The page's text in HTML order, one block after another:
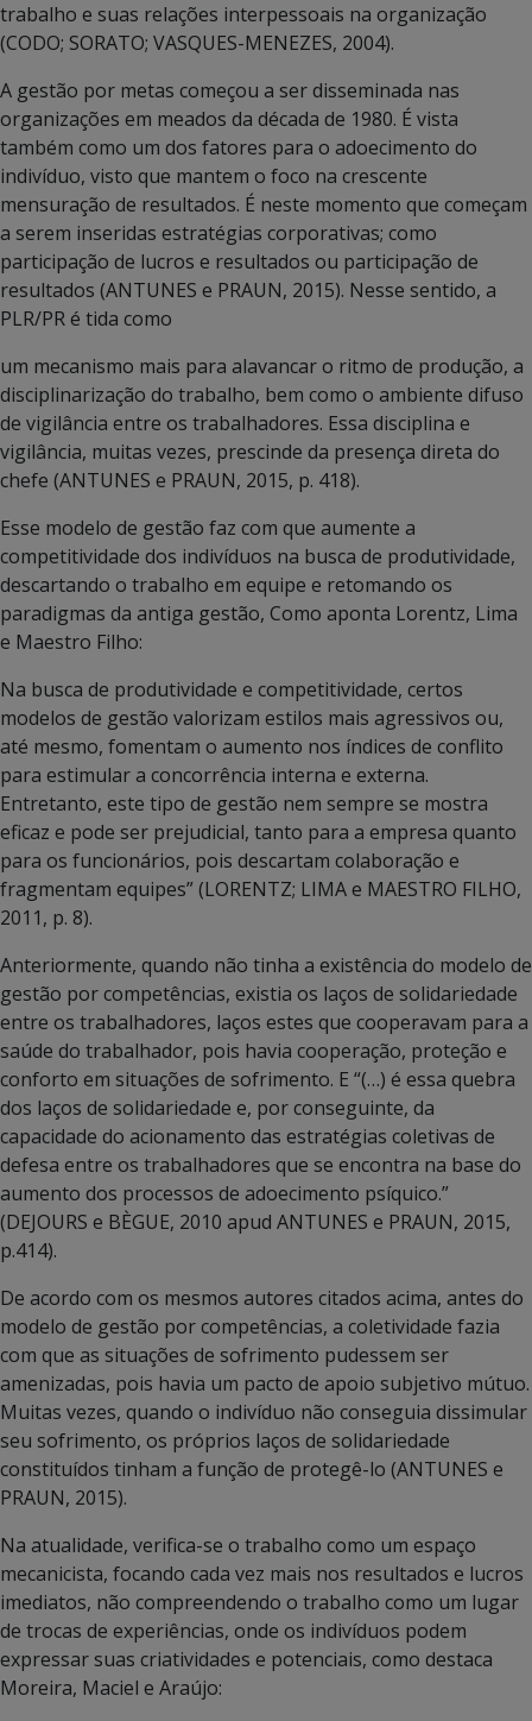
trabalho e suas relações interpessoais na organização
(CODO; SORATO; VASQUES-MENEZES, 2004).
A gestão por metas começou a ser disseminada nas
organizações em meados da década de 1980. É vista
também como um dos fatores para o adoecimento do
indivíduo, visto que mantem o foco na crescente
mensuração de resultados. É neste momento que começam
a serem inseridas estratégias corporativas; como
participação de lucros e resultados ou participação de
resultados (ANTUNES e PRAUN, 2015). Nesse sentido, a
PLR/PR é tida como
um mecanismo mais para alavancar o ritmo de produção, a
disciplinarização do trabalho, bem como o ambiente difuso
de vigilância entre os trabalhadores. Essa disciplina e
vigilância, muitas vezes, prescinde da presença direta do
chefe (ANTUNES e PRAUN, 2015, p. 418).
Esse modelo de gestão faz com que aumente a
competitividade dos indivíduos na busca de produtividade,
descartando o trabalho em equipe e retomando os
paradigmas da antiga gestão, Como aponta Lorentz, Lima
e Maestro Filho:
Na busca de produtividade e competitividade, certos
modelos de gestão valorizam estilos mais agressivos ou,
até mesmo, fomentam o aumento nos índices de conflito
para estimular a concorrência interna e externa.
Entretanto, este tipo de gestão nem sempre se mostra
eficaz e pode ser prejudicial, tanto para a empresa quanto
para os funcionários, pois descartam colaboração e
fragmentam equipes” (LORENTZ; LIMA e MAESTRO FILHO,
2011, p. 8).
Anteriormente, quando não tinha a existência do modelo de
gestão por competências, existia os laços de solidariedade
entre os trabalhadores, laços estes que cooperavam para a
saúde do trabalhador, pois havia cooperação, proteção e
conforto em situações de sofrimento. E “(…) é essa quebra
dos laços de solidariedade e, por conseguinte, da
capacidade do acionamento das es­tratégias coletivas de
defesa entre os trabalhadores que se encontra na base do
aumento dos processos de adoecimento psíquico.”
(DEJOURS e BÈGUE, 2010 apud ANTUNES e PRAUN, 2015,
p.414).
De acordo com os mesmos autores citados acima, antes do
modelo de gestão por competências, a coletividade fazia
com que as situações de sofrimento pudessem ser
amenizadas, pois havia um pacto de apoio subjetivo mútuo.
Muitas vezes, quando o indivíduo não conseguia dissimular
seu sofrimento, os próprios laços de solidariedade
constituídos tinham a função de protegê-lo (ANTUNES e
PRAUN, 2015).
Na atualidade, verifica-se o trabalho como um espaço
mecanicista, focando cada vez mais nos resultados e lucros
imediatos, não compreendendo o trabalho como um lugar
de trocas de experiências, onde os indivíduos podem
expressar suas criatividades e potenciais, como destaca
Moreira, Maciel e Araújo: